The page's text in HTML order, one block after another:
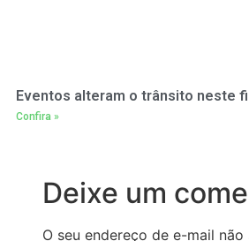
Eventos alteram o trânsito neste
Confira »
Deixe um
O seu endereço de e-mail